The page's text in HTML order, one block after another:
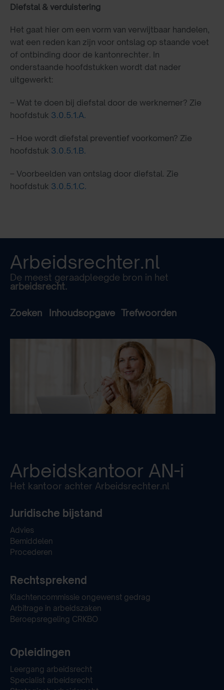
Diefstal & verduistering
Het gaat hier om een vorm van verwijtbaar handelen,
wat een reden kan zijn voor ontslag op staande voet
of ontbinding door de kantonrechter. In
onderstaande hoofdstukken wordt dat nader
uitgewerkt:
– Wat te doen bij diefstal door de werknemer? Zie
hoofdstuk 3.0.5.1.A.
– Hoe wordt diefstal preventief voorkomen? Zie
hoofdstuk 3.0.5.1.B.
– Voorbeelden van ontslag door diefstal. Zie
hoofdstuk 3.0.5.1.C.
Arbeidsrechter.nl
De meest geraadpleegde bron in het
arbeidsrecht.
Zoeken Inhoudsopgave Trefwoorden
Arbeidskantoor AN-i
Het kantoor achter Arbeidsrechter.nl
Juridische bijstand
Advies
Bemiddelen
Procederen
Rechtsprekend
Klachtencommissie ongewenst gedrag
Arbitrage in arbeidszaken
Beroepsregeling CRKBO
Opleidingen
Leergang arbeidsrecht
Specialist arbeidsrecht